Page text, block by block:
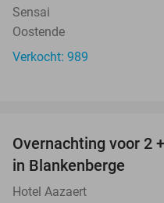
Sensai
Oostende
Verkocht: 989
Overnachting voor 2
in Blankenberge
Hotel Aazaert